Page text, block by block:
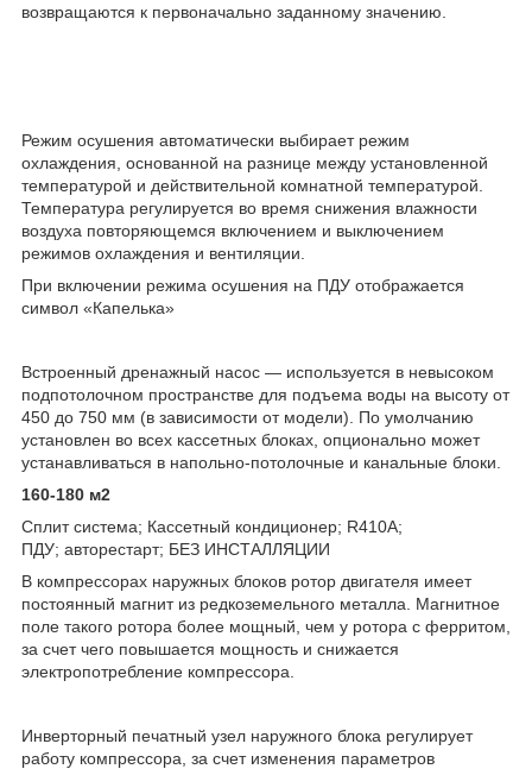
возвращаются к первоначально заданному значению.
Режим осушения автоматически выбирает режим
охлаждения, основанной на разнице между установленной
температурой и действительной комнатной температурой.
Температура регулируется во время снижения влажности
воздуха повторяющемся включением и выключением
режимов охлаждения и вентиляции.
При включении режима осушения на ПДУ отображается
символ «Капелька»
Встроенный дренажный насос — используется в невысоком
подпотолочном пространстве для подъема воды на высоту от
450 до 750 мм (в зависимости от модели). По умолчанию
установлен во всех кассетных блоках, опционально может
устанавливаться в напольно-потолочные и канальные блоки.
160-180 м2
Сплит система; Кассетный кондиционер; R410А;
ПДУ; авторестарт; БЕЗ ИНСТАЛЛЯЦИИ
В компрессорах наружных блоков ротор двигателя имеет
постоянный магнит из редкоземельного металла. Магнитное
поле такого ротора более мощный, чем у ротора с ферритом,
за счет чего повышается мощность и снижается
электропотребление компрессора.
Инверторный печатный узел наружного блока регулирует
работу компрессора, за счет изменения параметров